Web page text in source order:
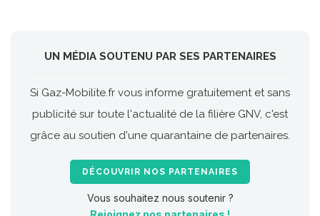
UN MÉDIA SOUTENU PAR SES PARTENAIRES
Si Gaz-Mobilite.fr vous informe gratuitement et sans
publicité sur toute l'actualité de la filière GNV, c'est
grâce au soutien d'une quarantaine de partenaires.
DÉCOUVRIR NOS PARTENAIRES
Vous souhaitez nous soutenir ?